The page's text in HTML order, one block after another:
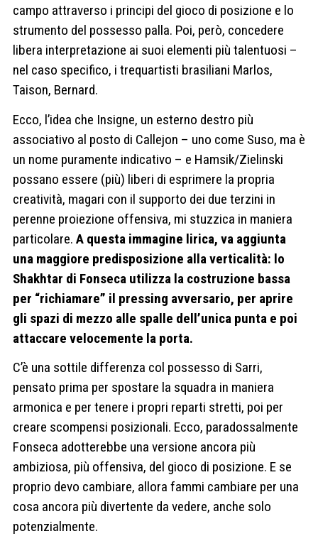
campo attraverso i principi del gioco di posizione e lo
strumento del possesso palla. Poi, però, concedere
libera interpretazione ai suoi elementi più talentuosi –
nel caso specifico, i trequartisti brasiliani Marlos,
Taison, Bernard.
Ecco, l’idea che Insigne, un esterno destro più
associativo al posto di Callejon – uno come Suso, ma è
un nome puramente indicativo – e Hamsik/Zielinski
possano essere (più) liberi di esprimere la propria
creatività, magari con il supporto dei due terzini in
perenne proiezione offensiva, mi stuzzica in maniera
particolare. A questa immagine lirica, va aggiunta
una maggiore predisposizione alla verticalità: lo
Shakhtar di Fonseca utilizza la costruzione bassa
per “richiamare” il pressing avversario, per aprire
gli spazi di mezzo alle spalle dell’unica punta e poi
attaccare velocemente la porta.
C’è una sottile differenza col possesso di Sarri,
pensato prima per spostare la squadra in maniera
armonica e per tenere i propri reparti stretti, poi per
creare scompensi posizionali. Ecco, paradossalmente
Fonseca adotterebbe una versione ancora più
ambiziosa, più offensiva, del gioco di posizione. E se
proprio devo cambiare, allora fammi cambiare per una
cosa ancora più divertente da vedere, anche solo
potenzialmente.